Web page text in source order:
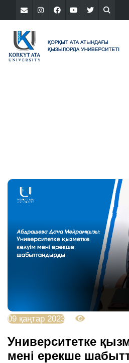
09 қаңтар 2023
Университетке
мені ерекше